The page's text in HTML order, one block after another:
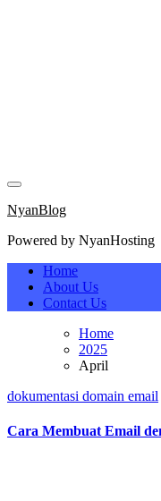
NyanBlog
Powered by NyanHosting
Home
About Us
Contact Us
Home
2025
April
dokumentasi domain email
Cara Membuat Email